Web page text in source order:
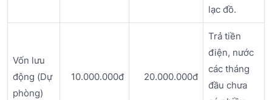
lạc đồ.
Vốn lưu
động (Dự
phòng)
10.000.000đ 20.000.000đ
Trả tiền
điện, nước
các tháng
đầu chưa